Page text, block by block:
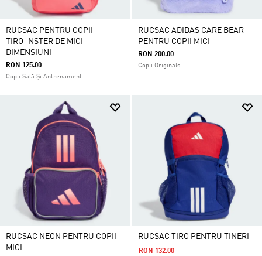
RUCSAC PENTRU COPII
TIRO_NSTER DE MICI
DIMENSIUNI
RON 125.00
Copii Sală Și Antrenament
RUCSAC ADIDAS CARE BEAR
PENTRU COPII MICI
RON 200.00
Copii Originals
RUCSAC NEON PENTRU COPII
MICI
RUCSAC TIRO PENTRU TINERI
RON 132.00